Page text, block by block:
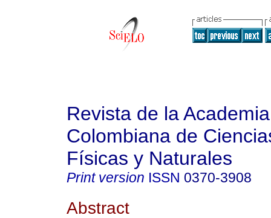
Revista de la Academia
Colombiana de
Físicas y Naturales
Print version ISSN 0370-3908
Abstract